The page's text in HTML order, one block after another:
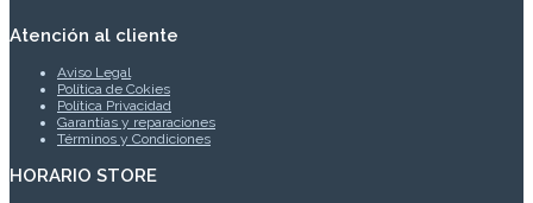
Atención al cliente
Aviso Legal
Política de Cokies
Política Privacidad
Garantías y reparaciones
Términos y Condiciones
HORARIO STORE